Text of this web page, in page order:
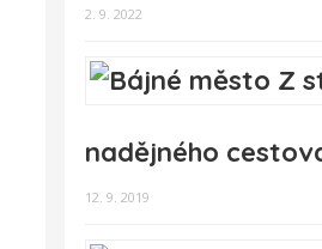
2. 9. 2022
nadějného
12. 9. 2019